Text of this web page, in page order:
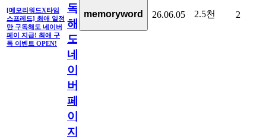
[메모리워드X타임
스프레드] 최애 일정
만 구독해도 네이버
페이 지급! 최애 구
독 이벤트 OPEN!
독
해
도
네
이
버
페
이
지
memoryword 26.06.05 2.5천 2